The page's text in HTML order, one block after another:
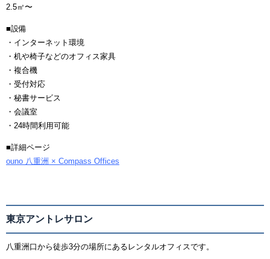
2.5㎡〜
■設備
・インターネット環境
・机や椅子などのオフィス家具
・複合機
・受付対応
・秘書サービス
・会議室
・24時間利用可能
■詳細ページ
ouno 八重洲 × Compass Offices
東京アントレサロン
八重洲口から徒歩3分の場所にあるレンタルオフィスです。